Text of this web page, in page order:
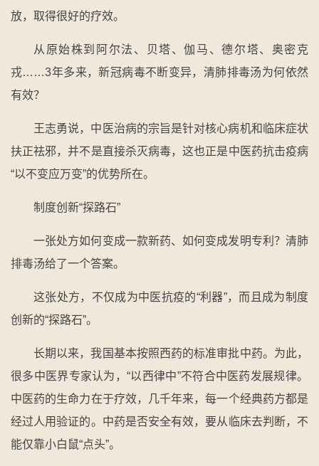
放，取得很好的疗效。
从原始株到阿尔法、贝塔、伽马、德尔塔、奥密克
戎……3年多来，新冠病毒不断变异，清肺排毒汤为何依然
有效？
王志勇说，中医治病的宗旨是针对核心病机和临床症状
扶正祛邪，并不是直接杀灭病毒，这也正是中医药抗击疫病
“以不变应万变”的优势所在。
制度创新“探路石”
一张处方如何变成一款新药、如何变成发明专利？清肺
排毒汤给了一个答案。
这张处方，不仅成为中医抗疫的“利器”，而且成为制度
创新的“探路石”。
长期以来，我国基本按照西药的标准审批中药。为此，
很多中医界专家认为，“以西律中”不符合中医药发展规律。
中医药的生命力在于疗效，几千年来，每一个经典药方都是
经过人用验证的。中药是否安全有效，要从临床去判断，不
能仅靠小白鼠“点头”。